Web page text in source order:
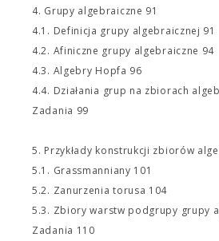
4. Grupy algebraiczne 91
4.1. Definicja grupy algebraicznej 91
4.2. Afiniczne grupy algebraiczne 94
4.3. Algebry Hopfa 96
4.4. Działania grup na zbiorach
Zadania 99
5. Przykłady konstrukcji zbiorów
5.1. Grassmanniany 101
5.2. Zanurzenia torusa 104
5.3. Zbiory warstw podgrupy grupy
Zadania 110